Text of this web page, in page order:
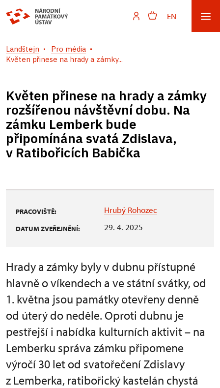
EN
Landštejn
Pro média
Květen přinese na hrady a zámky...
Květen přinese na hrady a zámky
rozšířenou návštěvní dobu. Na
zámku Lemberk bude
připomínána svatá Zdislava,
v Ratibořicích Babička
PRACOVIŠTĚ: Hrubý Rohozec
DATUM ZVEŘEJNĚNÍ: 29. 4. 2025
Hrady a zámky byly v dubnu přístupné
hlavně o víkendech a ve státní svátky, od
1. května jsou památky otevřeny denně
od úterý do neděle. Oproti dubnu je
pestřejší i nabídka kulturních aktivit – na
Lemberku správa zámku připomene
výročí 30 let od svatořečení Zdislavy
z Lemberka, ratibořický kastelán chystá